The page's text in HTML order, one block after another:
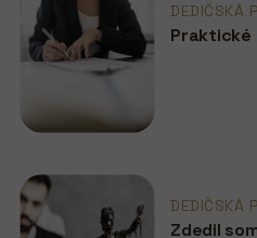
DEDIČSKÁ
Praktické
DEDIČSKÁ
Zdedil